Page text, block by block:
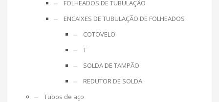
FOLHEADOS DE TUBULAÇÃO
ENCAIXES DE TUBULAÇÃO DE FOLHEADOS
COTOVELO
T
SOLDA DE TAMPÃO
REDUTOR DE SOLDA
Tubos de aço